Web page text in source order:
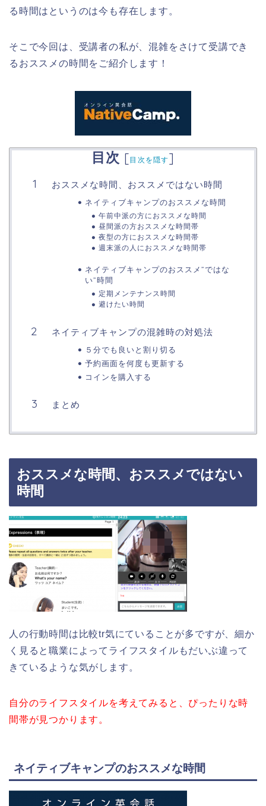
る時間はというのは今も存在します。
そこで今回は、受講者の私が、混雑をさけて受講でき
るおススメの時間をご紹介します！
目次 [目次を隠す]
おススメな時間、おススメではない時間
ネイティブキャンプのおススメな時間
午前中派の方におススメな時間
昼間派の方おススメな時間帯
夜型の方におススメな時間帯
週末派の人におススメな時間帯
ネイティブキャンプのおススメ”ではな
い”時間
定期メンテナンス時間
避けたい時間
ネイティブキャンプの混雑時の対処法
５分でも良いと割り切る
予約画面を何度も更新する
コインを購入する
まとめ
おススメな時間、おススメではない
時間
人の行動時間は比較tr気にていることが多ですが、細か
く見ると職業によってライフスタイルもだいぶ違って
きているような気がします。
自分のライフスタイルを考えてみると、ぴったりな時
間帯が見つかります。
ネイティブキャンプのおススメな時間